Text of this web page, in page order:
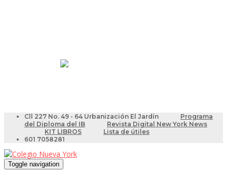
Cll 227 No. 49 - 64 Urbanización El Jardín
Programa
del Diploma del IB
Revista Digital New York News
KIT LIBROS
Lista de útiles
601 7058281
Toggle navigation